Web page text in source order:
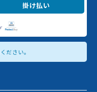
掛け払い
ださい。